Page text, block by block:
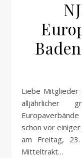
Liebe Mitglieder der Europa-Union Stuttgart, unser
alljährlicher
schon vor
am Freitag,
Mitteltrakt…